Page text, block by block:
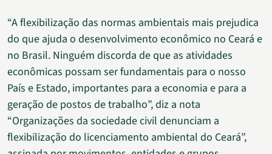
“A flexibilização das normas ambientais mais prejudica
do que ajuda o desenvolvimento econômico no Ceará e
no Brasil. Ninguém discorda de que as atividades
econômicas possam ser fundamentais para o nosso
País e Estado, importantes para a economia e para a
geração de postos de trabalho”, diz a nota
“Organizações da sociedade civil denunciam a
flexibilização do licenciamento ambiental do Ceará”,